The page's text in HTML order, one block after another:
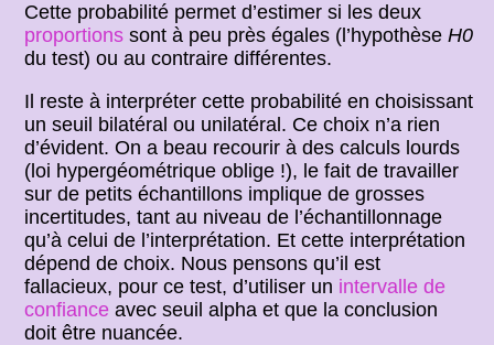
Cette probabilité permet d’estimer si les deux
proportions sont à peu près égales (l’hypothèseH0
du test) ou au contraire différentes.
Il reste à interpréter cette probabilité en choisissant
un seuil bilatéral ou unilatéral. Ce choix n’a rien
d’évident. On a beau recourir à des calculs lourds
(loi hypergéométrique oblige !), le fait de travailler
sur de petits échantillons implique de grosses
incertitudes, tant au niveau de l’échantillonnage
qu’à celui de l’interprétation. Et cette interprétation
dépend de choix. Nous pensons qu’il est
fallacieux, pour ce test, d’utiliser un intervalle de
confiance avec seuil alpha et que la conclusion
doit être nuancée.